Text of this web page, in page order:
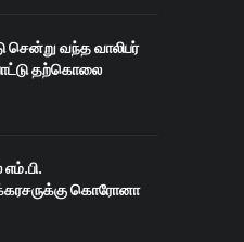
சென்று வந்த வாலிபர்
தற்கொலை
கொரோனா